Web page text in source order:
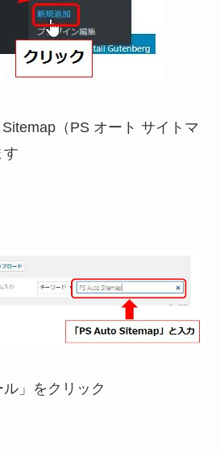
（PS オート サイトマ
す
ル」をクリック